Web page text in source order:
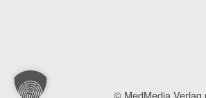
© MedMedia Verlag